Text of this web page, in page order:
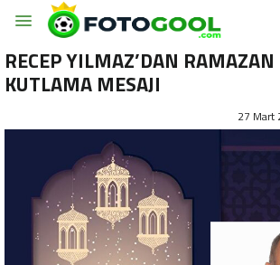
RECEP YILMAZ’DAN
KUTLAMA MESAJI
27 Mart